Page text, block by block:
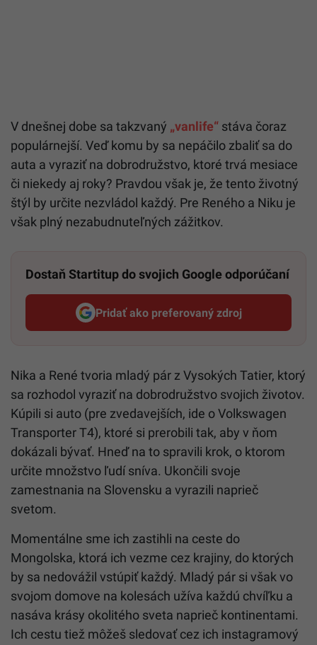
V dnešnej dobe sa takzvaný „vanlife“ stáva čoraz
populárnejší. Veď komu by sa nepáčilo zbaliť sa do
auta a vyraziť na dobrodružstvo, ktoré trvá mesiace
či niekedy aj roky? Pravdou však je, že tento životný
štýl by určite nezvládol každý. Pre Reného a Niku je
však plný nezabudnuteľných zážitkov.
Dostaň Startitup do svojich Google odporúčaní
Pridať ako preferovaný zdroj
Startitup, odkaz sa otvorí v
Nika a René tvoria mladý pár z Vysokých Tatier, ktorý
sa rozhodol vyraziť na dobrodružstvo svojich životov.
Kúpili si auto (pre zvedavejších, ide o Volkswagen
Transporter T4), ktoré si prerobili tak, aby v ňom
dokázali bývať. Hneď na to spravili krok, o ktorom
určite množstvo ľudí sníva. Ukončili svoje
zamestnania na Slovensku a vyrazili naprieč
svetom.
Momentálne sme ich zastihli na ceste do
Mongolska, ktorá ich vezme cez krajiny, do ktorých
by sa nedovážil vstúpiť každý. Mladý pár si však vo
svojom domove na kolesách užíva každú chvíľku a
nasáva krásy okolitého sveta naprieč kontinentami.
Ich cestu tiež môžeš sledovať cez ich instagramový